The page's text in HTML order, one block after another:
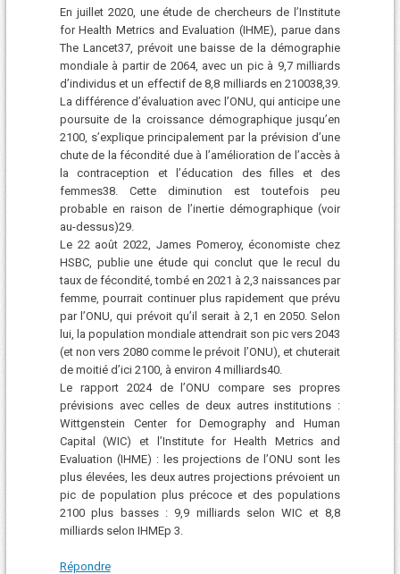
En juillet 2020, une étude de chercheurs de l’Institute
for Health Metrics and Evaluation (IHME), parue dans
The Lancet37, prévoit une baisse de la démographie
mondiale à partir de 2064, avec un pic à 9,7 milliards
d’individus et un effectif de 8,8 milliards en 210038,39.
La différence d’évaluation avec l’ONU, qui anticipe une
poursuite de la croissance démographique jusqu’en
2100, s’explique principalement par la prévision d’une
chute de la fécondité due à l’amélioration de l’accès à
la contraception et l’éducation des filles et des
femmes38. Cette diminution est toutefois peu
probable en raison de l’inertie démographique (voir
au-dessus)29.
Le 22 août 2022, James Pomeroy, économiste chez
HSBC, publie une étude qui conclut que le recul du
taux de fécondité, tombé en 2021 à 2,3 naissances par
femme, pourrait continuer plus rapidement que prévu
par l’ONU, qui prévoit qu’il serait à 2,1 en 2050. Selon
lui, la population mondiale attendrait son pic vers 2043
(et non vers 2080 comme le prévoit l’ONU), et chuterait
de moitié d’ici 2100, à environ 4 milliards40.
Le rapport 2024 de l’ONU compare ses propres
prévisions avec celles de deux autres institutions :
Wittgenstein Center for Demography and Human
Capital (WIC) et l’Institute for Health Metrics and
Evaluation (IHME) : les projections de l’ONU sont les
plus élevées, les deux autres projections prévoient un
pic de population plus précoce et des populations
2100 plus basses : 9,9 milliards selon WIC et 8,8
milliards selon IHMEp 3.
Répondre